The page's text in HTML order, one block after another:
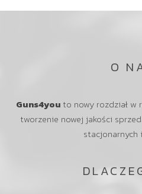
O
Guns4you to nowy rozdział w
tworzenie nowej jakości
stacjonarnych